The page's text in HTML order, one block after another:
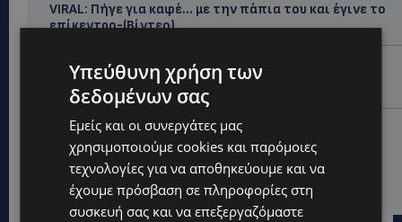
VIRAL: Πήγε για καφέ… με την πάπια του και έγινε το
επίκεντρο-(Βίντεο)
UPDATES
Ο τουρισμός ως εθνική υπόθεση
UPDATES
Εμβληματική Τουριστική Έκταση στην Παραλιακή
Ζώνη Αλαμινού με Αδειοδοτημένη Ξενοδοχειακή
Ανάπτυξη και Πανοραμική Θέα της Θάλασσας
Υπεύθυνη χρήση των
δεδομένων σας
Εμείς και οι συνεργάτες μας
χρησιμοποιούμε cookies και παρόμοιες
τεχνολογίες για να αποθηκεύουμε και να
έχουμε πρόσβαση σε πληροφορίες στη
συσκευή σας και να επεξεργαζόμαστε